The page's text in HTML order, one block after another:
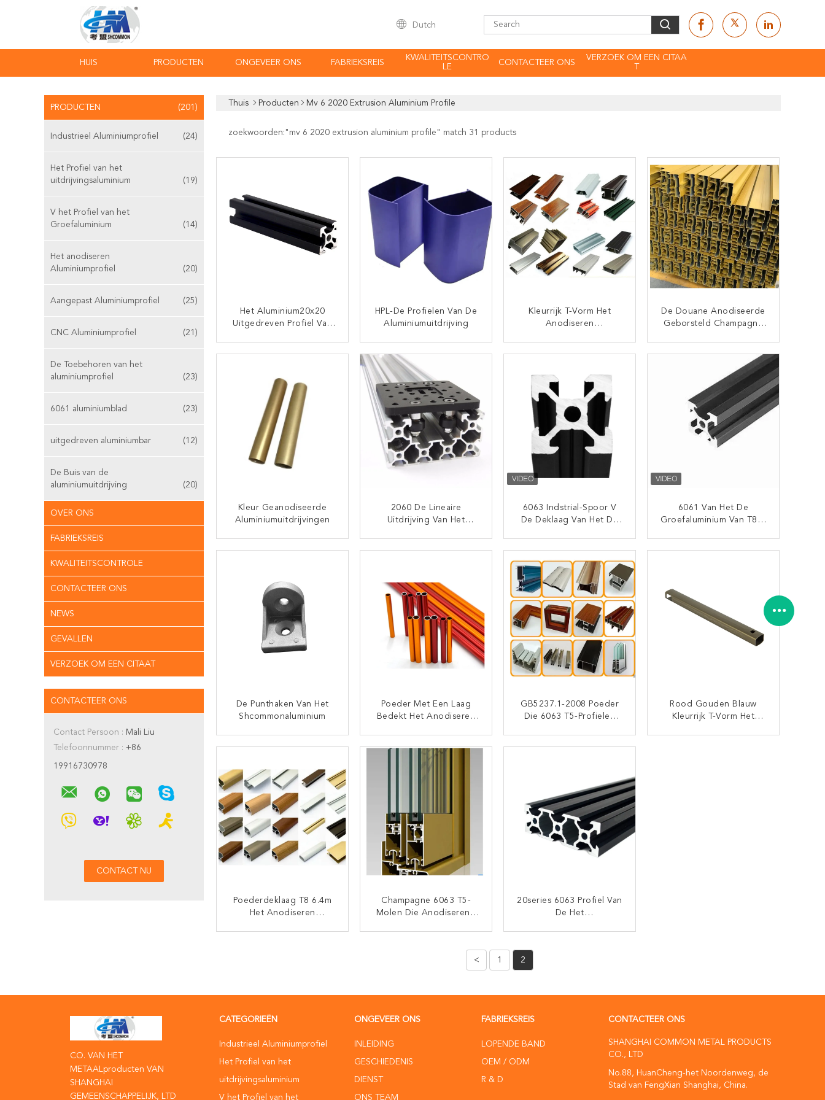
Dutch
HUIS PRODUCTEN ONGEVEER ONS FABRIEKSREIS
KWALITEITSCONTRO
LE
CONTACTEER ONS
VERZOEK OM EEN CITAA
PRODUCTEN (201)
Industrieel Aluminiumprofiel (24)
Het Profiel van het
uitdrijvingsaluminium
(19)
V het Profiel van het
Groefaluminium
(14)
Het anodiseren
Aluminiumprofiel
(20)
Aangepast Aluminiumprofiel (25)
CNC Aluminiumprofiel (21)
De Toebehoren van het
aluminiumprofiel
(23)
6061 aluminiumblad (23)
uitgedreven aluminiumbar (12)
De Buis van de
aluminiumuitdrijving
(20)
OVER ONS
FABRIEKSREIS
KWALITEITSCONTROLE
CONTACTEER ONS
NEWS
GEVALLEN
VERZOEK OM EEN CITAAT
CONTACTEER ONS
Contact Persoon : Mali Liu
Telefoonnummer : +86
19916730978
Thuis Producten Mv 6 2020 Extrusion Aluminium Profile
zoekwoorden:" mv 6 2020 extrusion aluminium profile " match 31 products
Het Aluminium20x20
Uitgedreven Profiel Van
CONTACT NU
HPL-De Profielen Van De
Aluminiumuitdrijving
CONTACT NU
Kleurrijk T-Vorm Het
Anodiseren
CONTACT NU
De Douane Anodiseerde
Geborsteld Champagne
CONTACT NU
Kleur Geanodiseerde
Aluminiumuitdrijvingen
CONTACT NU
2060 De Lineaire
Uitdrijving Van Het
CONTACT NU
6063 Indstrial-Spoor V
De Deklaag Van Het De
CONTACT NU
6061 Van Het De
Groefaluminium Van T8 V
CONTACT NU
De Punthaken Van Het
Shcommonaluminium
CONTACT NU
Poeder Met Een Laag
Bedekt Het Anodiseren
CONTACT NU
GB5237.1-2008 Poeder
Die 6063 T5-Profielen
CONTACT NU
Rood Gouden Blauw
Kleurrijk T-Vorm Het
Poederdeklaag T8 6.4m
Het Anodiseren
Champagne 6063 T5-
Molen Die Anodiserend
20series 6063 Profiel Van
De Het
< 1 2
CO. VAN HET
METAALproducten VAN
SHANGHAI
GEMEENSCHAPPELIJK, LTD
CATEGORIEËN
Industrieel Aluminiumprofiel
Het Profiel van het
uitdrijvingsaluminium
V het Profiel van het
ONGEVEER ONS
INLEIDING
GESCHIEDENIS
DIENST
ONS TEAM
FABRIEKSREIS
LOPENDE BAND
OEM / ODM
R & D
CONTACTEER ONS
SHANGHAI COMMON METAL PRODUCTS
CO., LTD
No.88, HuanCheng-het Noordenweg, de
Stad van FengXian Shanghai, China.